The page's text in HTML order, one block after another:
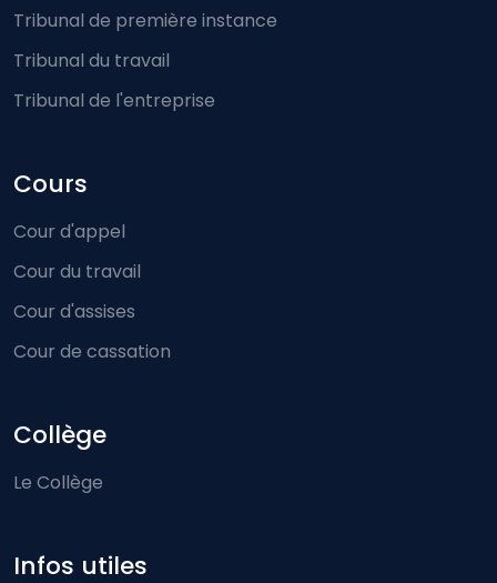
Tribunal de première instance
Tribunal du travail
Tribunal de l'entreprise
Cours
Cour d'appel
Cour du travail
Cour d'assises
Cour de cassation
Collège
Le Collège
Infos utiles